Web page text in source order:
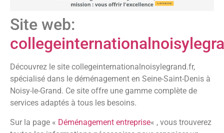
Site web:
Découvrez le site collegeinternationalnoisylegrand.fr,
spécialisé dans le déménagement en Seine-Saint-Denis à
Noisy-le-Grand. Ce site offre une gamme complète de
services adaptés à tous les besoins.
Sur la page « Déménagement entreprise« , vous trouverez